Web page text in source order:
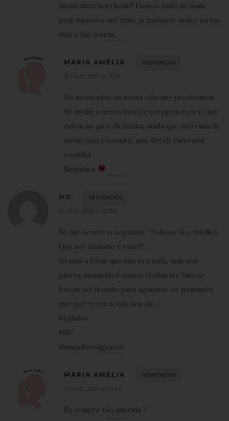
momentos horríveis!!! Desejo tudo de bom,
pois mereces ser feliz, já passaste muito na tua
vida e tão jovem.
MARIA AMÉLIA RESPONDER
Há momentos na nossa vida que precisamos
de medir a nossa força e coragem e eu vi que
estou no pico da minha, ainda que aterrada de
medo (não escondo), mas decidi enfrentar
sozinha.
Beijinhos
MR RESPONDER
Só me ocorre o seguinte: “foda-se lá o médico.
Que ser humano é este?!”…
Graças a Deus que não era nada, mas nos
piores momentos vamos realmente buscar
forças sei lá onde para aguentar os pontapés
que por vezes a vida nos dá…!
Beijinho
MR?
@sagadaemigracao
MARIA AMÉLIA RESPONDER
És sempre tão querida ?